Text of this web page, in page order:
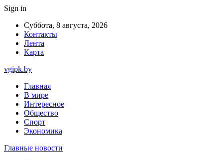
Sign in
Суббота, 8 августа, 2026
Контакты
Лента
Карта
vgipk.by
Главная
В мире
Интересное
Общество
Спорт
Экономика
Главные новости